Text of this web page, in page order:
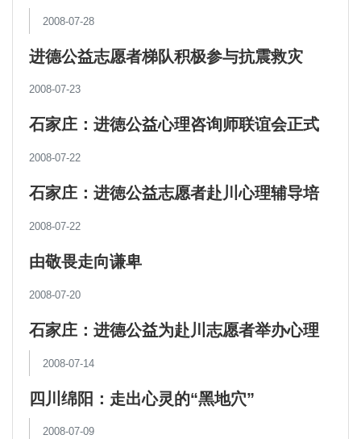
2008-07-28
进德公益志愿者梯队积极参与抗震救灾
2008-07-23
石家庄：进徳公益心理咨询师联谊会正式
2008-07-22
石家庄：进徳公益志愿者赴川心理辅导培
2008-07-22
由敬畏走向谦卑
2008-07-20
石家庄：进德公益为赴川志愿者举办心理
专业培训
2008-07-14
四川绵阳：走出心灵的“黑地穴”
2008-07-09